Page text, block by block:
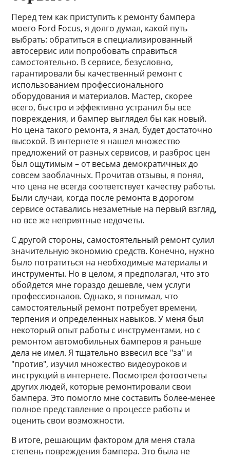
Перед тем как приступить к ремонту бампера
моего Ford Focus, я долго думал, какой путь
выбрать: обратиться в специализированный
автосервис или попробовать справиться
самостоятельно. В сервисе, безусловно,
гарантировали бы качественный ремонт с
использованием профессионального
оборудования и материалов. Мастер, скорее
всего, быстро и эффективно устранил бы все
повреждения, и бампер выглядел бы как новый.
Но цена такого ремонта, я знал, будет достаточно
высокой. В интернете я нашел множество
предложений от разных сервисов, и разброс цен
был ощутимым – от весьма демократичных до
совсем заоблачных. Прочитав отзывы, я понял,
что цена не всегда соответствует качеству работы.
Были случаи, когда после ремонта в дорогом
сервисе оставались незаметные на первый взгляд,
но все же неприятные недочеты.
С другой стороны, самостоятельный ремонт сулил
значительную экономию средств. Конечно, нужно
было потратиться на необходимые материалы и
инструменты. Но в целом, я предполагал, что это
обойдется мне гораздо дешевле, чем услуги
профессионалов. Однако, я понимал, что
самостоятельный ремонт потребует времени,
терпения и определенных навыков. У меня был
некоторый опыт работы с инструментами, но с
ремонтом автомобильных бамперов я раньше
дела не имел. Я тщательно взвесил все "за" и
"против", изучил множество видеоуроков и
инструкций в интернете. Посмотрел фотоотчеты
других людей, которые ремонтировали свои
бампера. Это помогло мне составить более-менее
полное представление о процессе работы и
оценить свои возможности.
В итоге, решающим фактором для меня стала
степень повреждения бампера. Это была не